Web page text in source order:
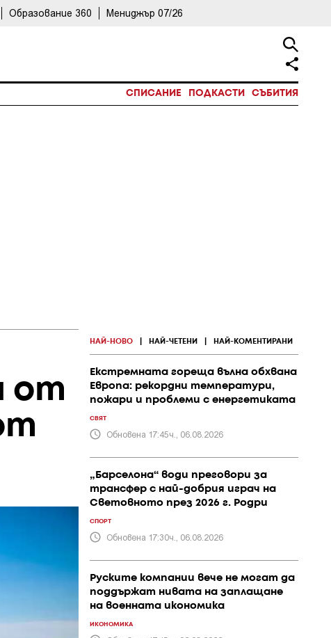
Образование 360 Мениджър 07/26
СПИСАНИЕ ПОДКАСТИ СЪБИТИЯ
от
НАЙ-НОВО НАЙ-ЧЕТЕНИ НАЙ-КОМЕНТИРАНИ
Екстремната гореща вълна обхвана
Европа: рекордни температури,
пожари и проблеми с енергетиката
СВЯТ
Обновена 17:45ч., 06.08.2026
„Барселона“ води преговори за
трансфер с най-добрия играч на
Световното през 2026 г. Родри
СПОРТ
Обновена 17:30ч., 06.08.2026
Руските компании вече не могат да
поддържат нивата на заплащане
на военната икономика
ИКОНОМИКА